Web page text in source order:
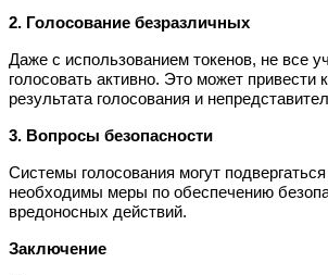
2. Голосование безразличных
Даже с использованием токенов, не все
голосовать активно. Это может привести
результата голосования и
3. Вопросы безопасности
Системы голосования могут
необходимы меры по обеспечению
вредоносных действий.
Заключение